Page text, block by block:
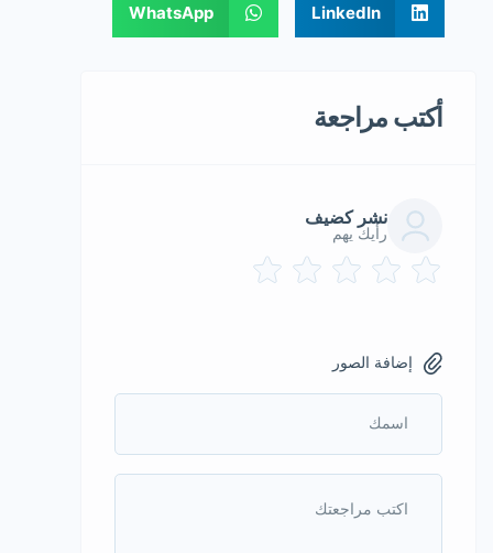
LinkedIn
WhatsApp
أكتب مراجعة
نشر كضيف
رأيك يهم
إضافة الصور